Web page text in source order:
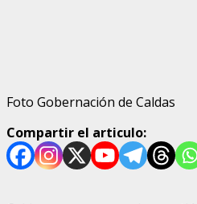
Foto Gobernación de Caldas
Compartir el articulo: